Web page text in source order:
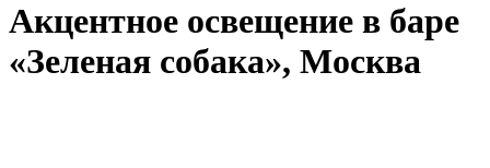
Акцентное освещение в баре
«Зеленая собака», Москва